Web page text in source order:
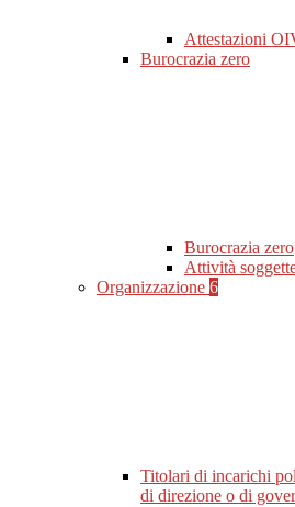
Attestazioni
Burocrazia zero
Burocrazia zero
Attività
Organizzazione 6
Titolari di incarichi
di direzione o di